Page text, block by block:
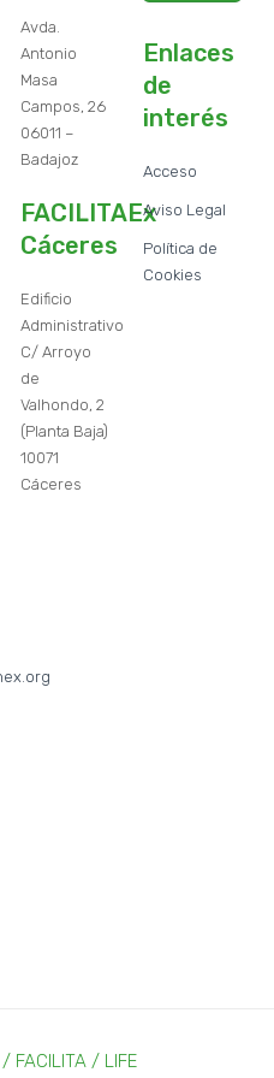
Avda.
Antonio
Masa
Campos, 26
06011 –
Badajoz
FACILITAEx
Cáceres
Edificio
Administrativo
C/ Arroyo
de
Valhondo, 2
(Planta Baja)
10071
Cáceres
Enlaces
de
interés
Acceso
Aviso Legal
Política de
Cookies
FACILITA / LIFE